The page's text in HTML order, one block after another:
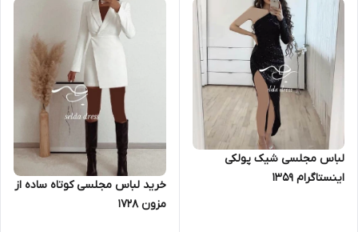
لباس مجلسی شیک پولکی
اینستاگرام ۱۳۵۹
خرید لباس مجلسی کوتاه ساده از
مزون ۱۷۲۸